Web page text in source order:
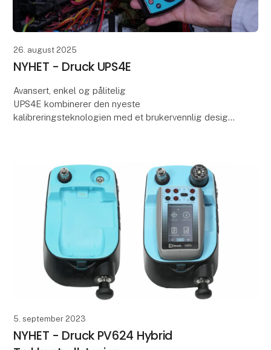
26. august 2025
NYHET - Druck UPS4E
Avansert, enkel og pålitelig
UPS4E kombinerer den nyeste
kalibreringsteknologien med et brukervennlig design.
5. september 2023
NYHET - Druck PV624 Hybrid